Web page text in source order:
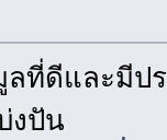
ที่ดีและมีป
งปัน